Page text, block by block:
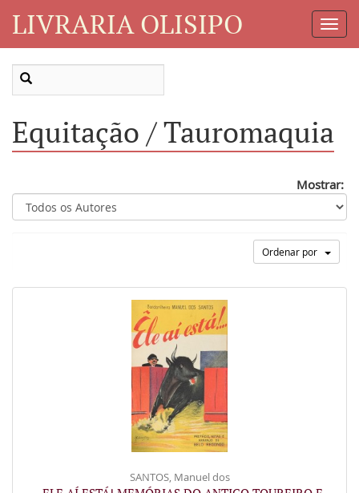
LIVRARIA OLISIPO
Equitação / Tauromaquia
Mostrar:
Ordenar por
SANTOS, Manuel dos